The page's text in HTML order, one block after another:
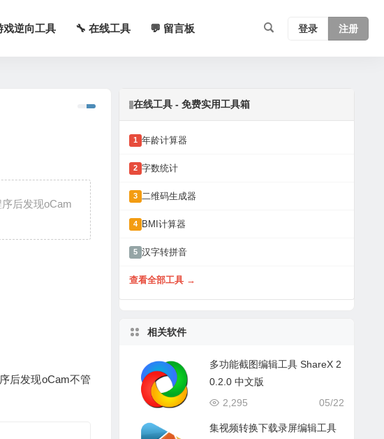
戏逆向工具 🔧 在线工具 💬 留言板 登录 注册
后发现oCam
后发现oCam不管
在线工具 - 免费实用工具箱
1 年龄计算器
2 字数统计
3 二维码生成器
4 BMI计算器
5 汉字转拼音
查看全部工具 →
相关软件
多功能截图编辑工具 ShareX 2
0.2.0 中文版
05/22
2,295
集视频转换下载录屏编辑工具